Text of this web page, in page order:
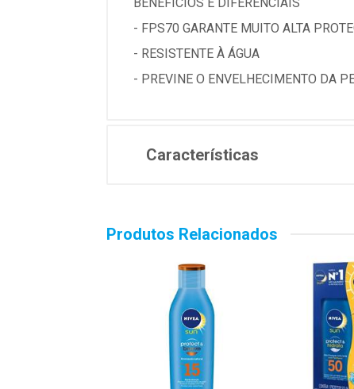
- FPS70 GARANTE MUITO ALTA
- RESISTENTE À ÁGUA
- PREVINE O ENVELHECIMENTO DA
Características
Produtos Relacionados